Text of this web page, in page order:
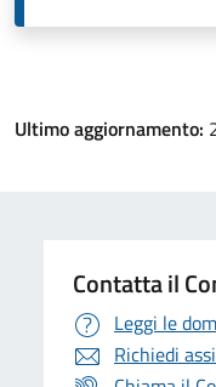
Ultimo aggiornamento:
Contatta il
Leggi le
Richiedi